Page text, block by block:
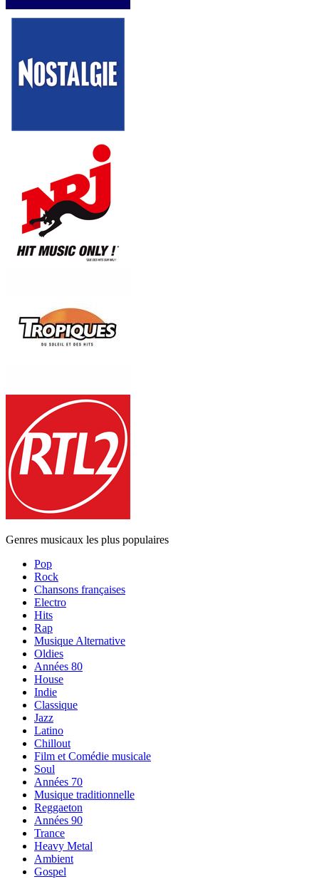
Genres musicaux les plus populaires
Pop
Rock
Chansons françaises
Electro
Hits
Rap
Musique Alternative
Oldies
Années 80
House
Indie
Classique
Jazz
Latino
Chillout
Film et Comédie musicale
Soul
Années 70
Musique traditionnelle
Reggaeton
Années 90
Trance
Heavy Metal
Ambient
Gospel